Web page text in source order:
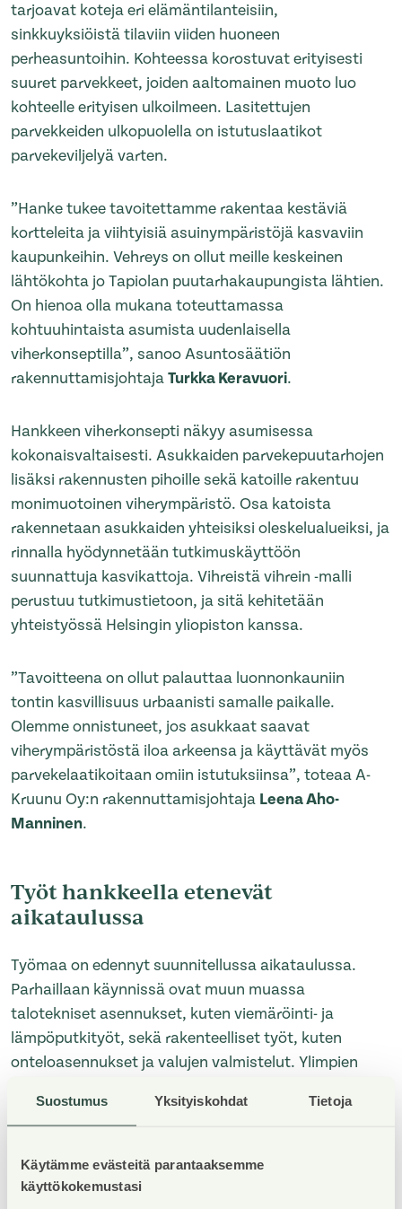
Suostumus Yksityiskohdat Tietoja
Käytämme evästeitä parantaaksemme
käyttökokemustasi
tarjoavat koteja eri elämäntilanteisiin,
sinkkuyksiöistä tilaviin viiden huoneen
perheasuntoihin. Kohteessa korostuvat erityisesti
suuret parvekkeet, joiden aaltomainen muoto luo
kohteelle erityisen ulkoilmeen. Lasitettujen
parvekkeiden ulkopuolella on istutuslaatikot
parvekeviljelyä varten.
”Hanke tukee tavoitettamme rakentaa kestäviä
kortteleita ja viihtyisiä asuinympäristöjä kasvaviin
kaupunkeihin. Vehreys on ollut meille keskeinen
lähtökohta jo Tapiolan puutarhakaupungista lähtien.
On hienoa olla mukana toteuttamassa
kohtuuhintaista asumista uudenlaisella
viherkonseptilla”, sanoo Asuntosäätiön
rakennuttamisjohtajaTurkka Keravuori.
Hankkeen viherkonsepti näkyy asumisessa
kokonaisvaltaisesti. Asukkaiden parvekepuutarhojen
lisäksi rakennusten pihoille sekä katoille rakentuu
monimuotoinen viherympäristö. Osa katoista
rakennetaan asukkaiden yhteisiksi oleskelualueiksi, ja
rinnalla hyödynnetään tutkimuskäyttöön
suunnattuja kasvikattoja. Vihreistä vihrein -malli
perustuu tutkimustietoon, ja sitä kehitetään
yhteistyössä Helsingin yliopiston kanssa.
”Tavoitteena on ollut palauttaa luonnonkauniin
tontin kasvillisuus urbaanisti samalle paikalle.
Olemme onnistuneet, jos asukkaat saavat
viherympäristöstä iloa arkeensa ja käyttävät myös
parvekelaatikoitaan omiin istutuksiinsa”, toteaa A-
Kruunu Oy:n rakennuttamisjohtaja Leena Aho-
Manninen.
Työt hankkeella etenevät
aikataulussa
Työmaa on edennyt suunnitellussa aikataulussa.
Parhaillaan käynnissä ovat muun muassa
talotekniset asennukset, kuten viemäröinti- ja
lämpöputkityöt, sekä rakenteelliset työt, kuten
onteloasennukset ja valujen valmistelut. Ylimpien
parvekeovia ja sisätiloissa käynnissä ovat tasoite- ja
”Kyseessä on uraauurtava viherrakentamishanke,